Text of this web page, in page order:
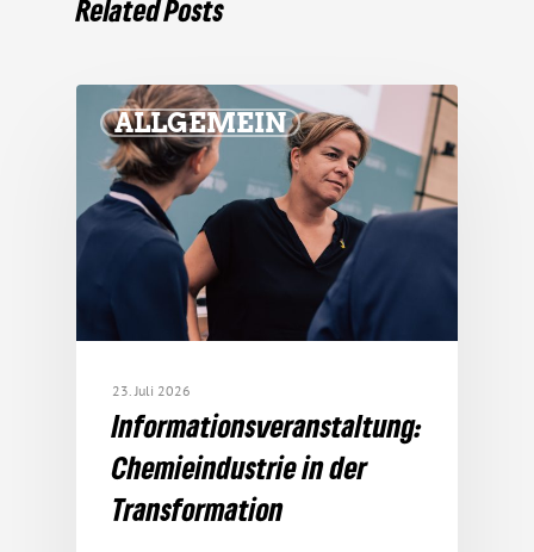
Related Posts
ALLGEMEIN
23. Juli 2026
Infor­ma­ti­ons­ver­an­stal­tung:
Chemie­in­dus­trie in der
Transformation